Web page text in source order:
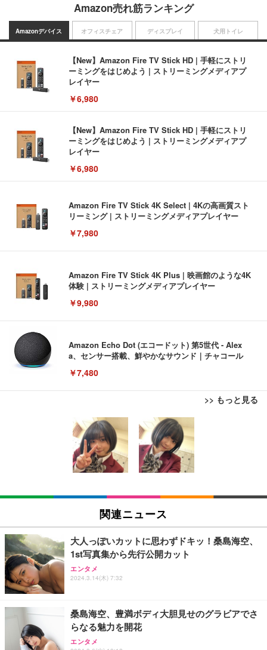
Amazon売れ筋ランキング
Amazonデバイス
【New】Amazon Fire TV Stick HD | 手軽にストリ
ーミングをはじめよう | ストリーミングメディアプ
レイヤー
￥6,980
【New】Amazon Fire TV Stick HD | 手軽にストリ
ーミングをはじめよう | ストリーミングメディアプ
レイヤー
￥6,980
Amazon Fire TV Stick 4K Select | 4Kの高画質スト
リーミング | ストリーミングメディアプレイヤー
￥7,980
Amazon Fire TV Stick 4K Plus | 映画館のような4K
体験 | ストリーミングメディアプレイヤー
￥9,980
Amazon Echo Dot (エコードット) 第5世代 - Alex
a、センサー搭載、鮮やかなサウンド｜チャコール
￥7,480
>> もっと見る
オフィスチェア
[EdoErgo] オフィスチェア 椅子 テレワーク 疲れな
い 跳ね上げ式アームレスト コンパクト 約105度ロッ
キング pc 事務椅子 360度回転 座面昇降 強化ナイロ
ン樹脂ベース 通気性メッシュ 在宅ワーク H-WY01
(黒網+黒枠+黒足)
￥5,699
SIHOO B100 オフィスチェア／デスクチェア メッシ
ュチェア 人間工学 疲れない ブラック
￥27,999
Sezlife オフィスチェア デスクチェア 疲れない テレ
ワーク チェア 強化バックレスト 30度ロッキング機
能 人間工学 椅子 腰サポート 90度跳ね上げ式アーム
務用 おしゃれ パソコンチェア (ブラック)
Sezlife オフィスチェア デスクチェア 疲れない テレ
ワーク チェア 強化バックレスト 30度ロッキング機
ディスプレイ
EIZO ビジネス向けプレミアムモニター | FlexScan
EV3240X-WT | 31.5型4K UHD・USB Type-C・ホワ
イト
￥105,595
EIZO ビジネス向けプレミアムモニター | FlexScan
￥109,572
【純正品】27"ゲーミングモニター DualSense 充電
フック付き（CFI-ZDM1J）
【整備済み品】Dell E2724HS 27インチ 液晶モニタ
ー フルHD（1920×1080）VA 非光沢 HDMI/DisplayP
犬用トイレ
Amazonベーシック ペットシーツ 薄型 レギュラー 1
回使い捨て 無香料 ホワイト 300枚
￥3,373
Amazonベーシック ペットシーツ 厚型 ワイド 42枚
x2袋(84枚) ホワイト(吸収面:ライトブルー)
￥3,234
ネオ・ルーライフ ネオ・オムツ L 中型犬用 26枚入
り 単品
Smart Basic(スマートベーシック) 【Amazon.co.jp
限定】 Smart Basic アイリスオーヤマ ペットシーツ
関連ニュース
大人っぽいカットに思わずドキッ！桑島海空、
1st写真集から先行公開カット
エンタメ
2024.3.14(木) 7:32
桑島海空、豊満ボディ大胆見せのグラビアでさ
らなる魅力を開花
エンタメ